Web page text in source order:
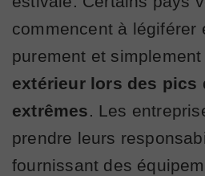
commencent à légiférer
purement et simplement
extérieur lors des pics
extrêmes. Les
prendre leurs
fournissant des